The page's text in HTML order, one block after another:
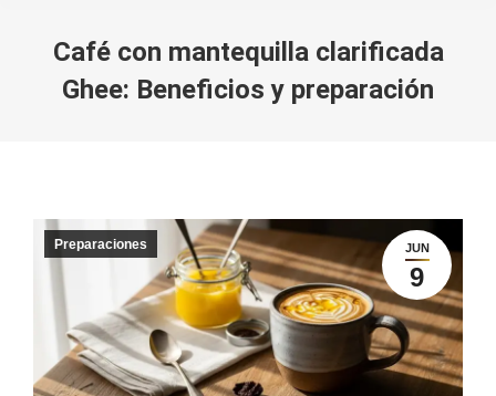
Café con mantequilla clarificada
Ghee: Beneficios y preparación
JUN
9
Preparaciones